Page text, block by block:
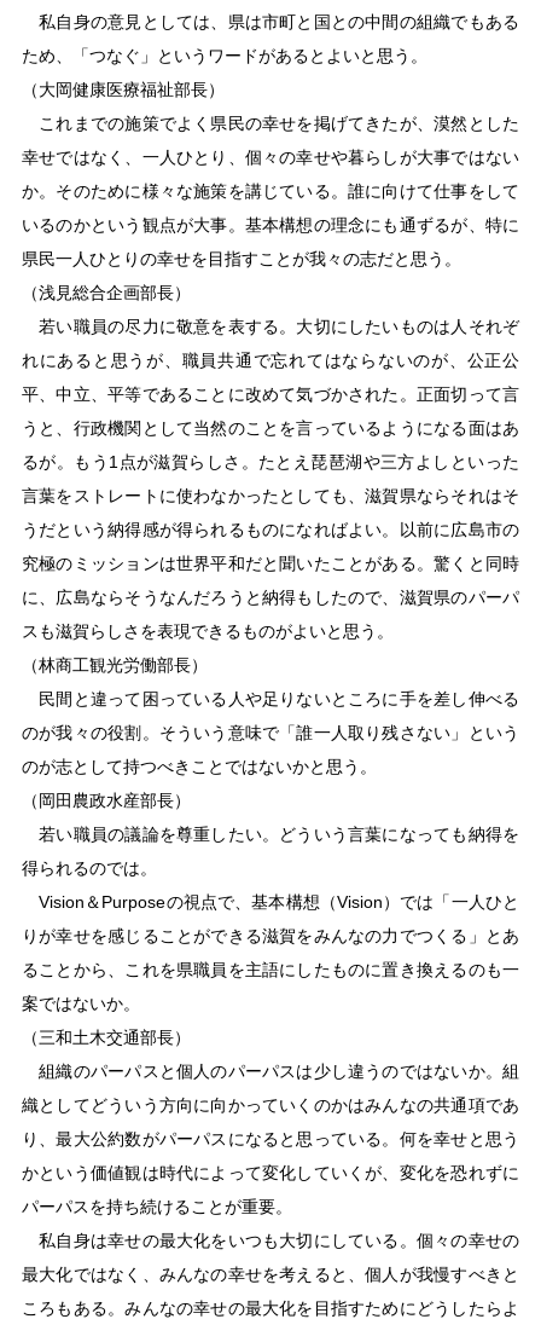
私自身の意見としては、県は市町と国との中間の組織でもある
ため、「つなぐ」というワードがあるとよいと思う。
（大岡健康医療福祉部長）
これまでの施策でよく県民の幸せを掲げてきたが、漠然とした
幸せではなく、一人ひとり、個々の幸せや暮らしが大事ではない
か。そのために様々な施策を講じている。誰に向けて仕事をして
いるのかという観点が大事。基本構想の理念にも通ずるが、特に
県民一人ひとりの幸せを目指すことが我々の志だと思う。
（浅見総合企画部長）
若い職員の尽力に敬意を表する。大切にしたいものは人それぞ
れにあると思うが、職員共通で忘れてはならないのが、公正公
平、中立、平等であることに改めて気づかされた。正面切って言
うと、行政機関として当然のことを言っているようになる面はあ
るが。もう1点が滋賀らしさ。たとえ琵琶湖や三方よしといった
言葉をストレートに使わなかったとしても、滋賀県ならそれはそ
うだという納得感が得られるものになればよい。以前に広島市の
究極のミッションは世界平和だと聞いたことがある。驚くと同時
に、広島ならそうなんだろうと納得もしたので、滋賀県のパーパ
スも滋賀らしさを表現できるものがよいと思う。
（林商工観光労働部長）
民間と違って困っている人や足りないところに手を差し伸べる
のが我々の役割。そういう意味で「誰一人取り残さない」という
のが志として持つべきことではないかと思う。
（岡田農政水産部長）
若い職員の議論を尊重したい。どういう言葉になっても納得を
得られるのでは。
Vision＆Purposeの視点で、基本構想（Vision）では「一人ひと
りが幸せを感じることができる滋賀をみんなの力でつくる」とあ
ることから、これを県職員を主語にしたものに置き換えるのも一
案ではないか。
（三和土木交通部長）
組織のパーパスと個人のパーパスは少し違うのではないか。組
織としてどういう方向に向かっていくのかはみんなの共通項であ
り、最大公約数がパーパスになると思っている。何を幸せと思う
かという価値観は時代によって変化していくが、変化を恐れずに
パーパスを持ち続けることが重要。
私自身は幸せの最大化をいつも大切にしている。個々の幸せの
最大化ではなく、みんなの幸せを考えると、個人が我慢すべきと
ころもある。みんなの幸せの最大化を目指すためにどうしたらよ